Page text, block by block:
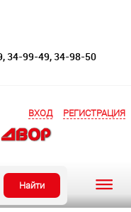
ВХОД РЕГИСТРАЦИЯ
Найти
34-99-49, 34-98-50